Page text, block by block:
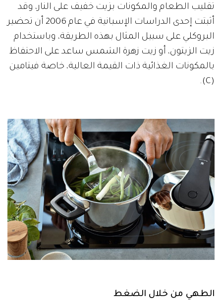
تقليب الطعام والمكونات بزيت خفيف على النار، وقد
أثبتت إحدى الدراسات الإسبانية في عام 2006 أن تحضير
البروكلي على سبيل المثال بهذه الطريقة، وباستخدام
زيت الزيتون، أو زيت زهرة الشمس ساعد على الاحتفاظ
بالمكونات الغذائية ذات القيمة العالية، خاصة فيتامين
(C).
الطهي من خلال الضغط